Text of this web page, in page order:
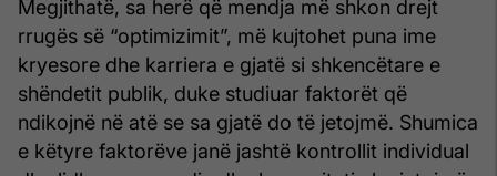
Megjithatë, sa herë që mendja më shkon drejt
rrugës së “optimizimit”, më kujtohet puna ime
kryesore dhe karriera e gjatë si shkencëtare e
shëndetit publik, duke studiuar faktorët që
ndikojnë në atë se sa gjatë do të jetojmë. Shumica
e këtyre faktorëve janë jashtë kontrollit individual